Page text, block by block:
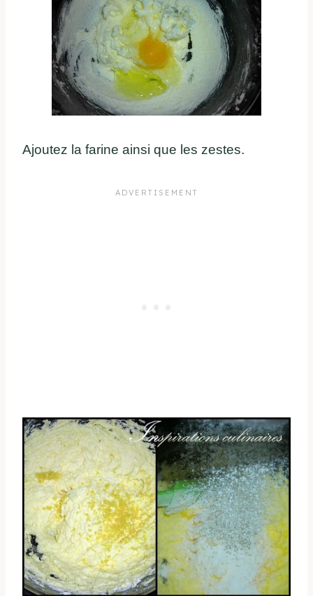
Ajoutez la farine ainsi que les zestes.